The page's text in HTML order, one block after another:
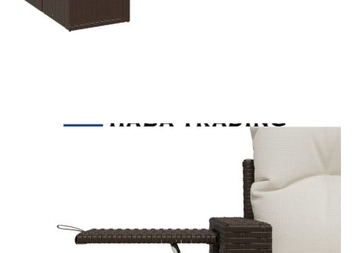
Градински комплект с
възглавници, 7 части, кафяв,
полиратан